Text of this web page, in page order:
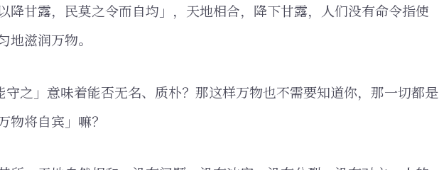
降甘露，民莫之令而自均」，天地相合，降下甘露，人们没有命令指使
地滋润万物。
守之」意味着能否无名、质朴？那这样万物也不需要知道你，那一切都是
物将自宾」嘛？